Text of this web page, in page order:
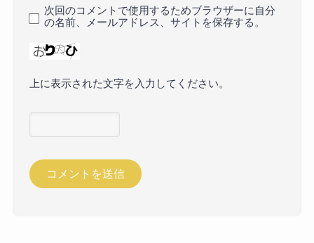
次回のコメントで使用するためブラウザーに自分
の名前、メールアドレス、サイトを保存する。
上に表示された文字を入力してください。